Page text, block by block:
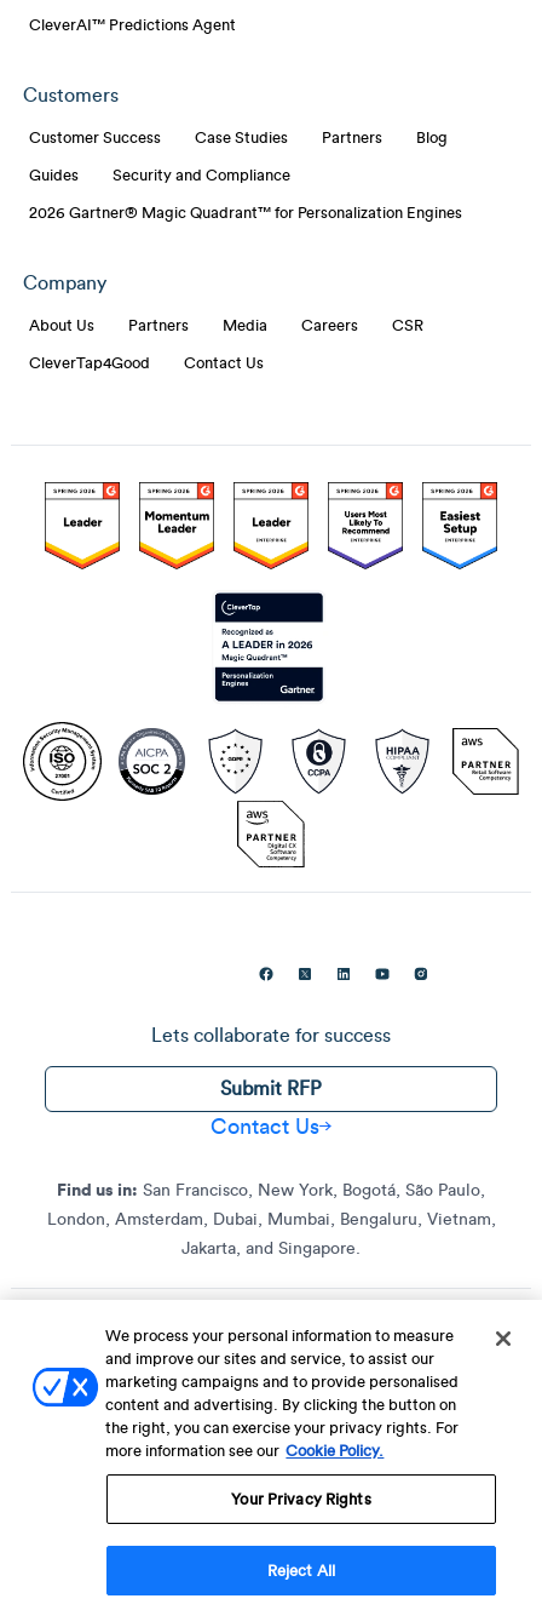
CleverAI™ Predictions Agent
Customers
Customer Success Case Studies Partners Blog
Guides Security and Compliance
2026 Gartner® Magic Quadrant™ for Personalization Engines
Company
About Us Partners Media Careers CSR
CleverTap4Good Contact Us
Lets collaborate for success
Submit RFP
Contact Us
Find us in: San Francisco, New York, Bogotá, São Paulo,
London, Amsterdam, Dubai, Mumbai, Bengaluru, Vietnam,
Jakarta, and Singapore.
Terms of Service Terms of Service for C4S
Privacy Policy
EU-U.S. Data Privacy Framework Policy
Fraud Notice
© 2013 Onwards. All Rights Reserved. CleverTap Is
Brought To You By WizRocket, Inc.
CleverTap
We process your personal information to measure
and improve our sites and service, to assist our
marketing campaigns and to provide personalised
content and advertising. By clicking the button on
the right, you can exercise your privacy rights. For
more information see our Cookie Policy.
Your Privacy Rights
Reject All